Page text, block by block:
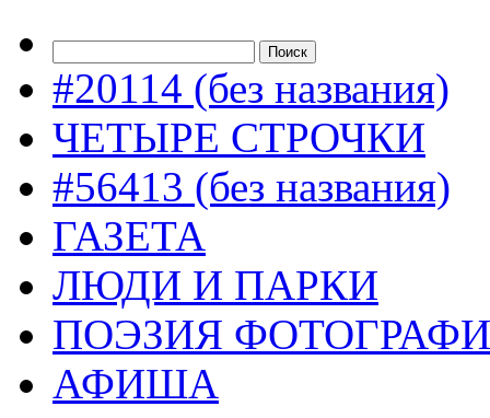
#20114 (без названия)
ЧЕТЫРЕ СТРОЧКИ
#56413 (без названия)
ГАЗЕТА
ЛЮДИ И ПАРКИ
ПОЭЗИЯ
АФИША